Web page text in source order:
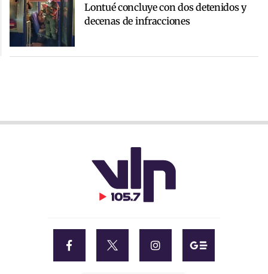
Lontué concluye con dos detenidos y
decenas de infracciones